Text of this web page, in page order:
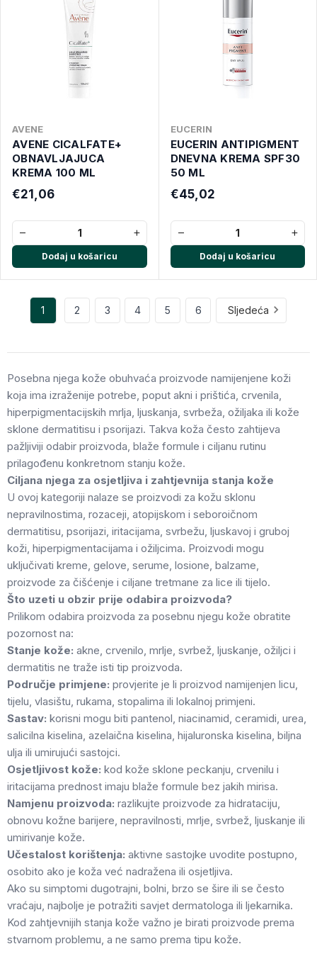
AVENE
AVENE CICALFATE+
OBNAVLJAJUCA
KREMA 100 ML
€21,06
− +
Dodaj u košaricu
EUCERIN
EUCERIN ANTIPIGMENT
DNEVNA KREMA SPF30
50 ML
€45,02
− +
Dodaj u košaricu
1 2 3 4 5 6 Sljedeća
Posebna njega kože obuhvaća proizvode namijenjene koži
koja ima izraženije potrebe, poput akni i prištića, crvenila,
hiperpigmentacijskih mrlja, ljuskanja, svrbeža, ožiljaka ili kože
sklone dermatitisu i psorijazi. Takva koža često zahtijeva
pažljiviji odabir proizvoda, blaže formule i ciljanu rutinu
prilagođenu konkretnom stanju kože.
Ciljana njega za osjetljiva i zahtjevnija stanja kože
U ovoj kategoriji nalaze se proizvodi za kožu sklonu
nepravilnostima, rozaceji, atopijskom i seboroičnom
dermatitisu, psorijazi, iritacijama, svrbežu, ljuskavoj i gruboj
koži, hiperpigmentacijama i ožiljcima. Proizvodi mogu
uključivati kreme, gelove, serume, losione, balzame,
proizvode za čišćenje i ciljane tretmane za lice ili tijelo.
Što uzeti u obzir prije odabira proizvoda?
Prilikom odabira proizvoda za posebnu njegu kože obratite
pozornost na:
Stanje kože: akne, crvenilo, mrlje, svrbež, ljuskanje, ožiljci i
dermatitis ne traže isti tip proizvoda.
Područje primjene: provjerite je li proizvod namijenjen licu,
tijelu, vlasištu, rukama, stopalima ili lokalnoj primjeni.
Sastav: korisni mogu biti pantenol, niacinamid, ceramidi, urea,
salicilna kiselina, azelaična kiselina, hijaluronska kiselina, biljna
ulja ili umirujući sastojci.
Osjetljivost kože: kod kože sklone peckanju, crvenilu i
iritacijama prednost imaju blaže formule bez jakih mirisa.
Namjenu proizvoda: razlikujte proizvode za hidrataciju,
obnovu kožne barijere, nepravilnosti, mrlje, svrbež, ljuskanje ili
umirivanje kože.
Učestalost korištenja: aktivne sastojke uvodite postupno,
osobito ako je koža već nadražena ili osjetljiva.
Ako su simptomi dugotrajni, bolni, brzo se šire ili se često
vraćaju, najbolje je potražiti savjet dermatologa ili ljekarnika.
Kod zahtjevnijih stanja kože važno je birati proizvode prema
stvarnom problemu, a ne samo prema tipu kože.